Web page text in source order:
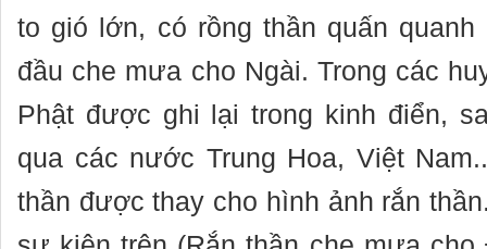
to gió lớn, có rồng thần quấn
đầu che mưa cho Ngài. Trong các
Phật được ghi lại trong kinh điển,
qua các nước Trung Hoa, Việt
thần được thay cho hình ảnh rắn